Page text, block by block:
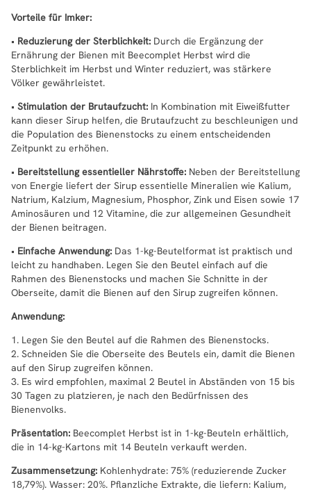
Vorteile für Imker:
• Reduzierung der Sterblichkeit: Durch die Ergänzung der
Ernährung der Bienen mit Beecomplet Herbst wird die
Sterblichkeit im Herbst und Winter reduziert, was stärkere
Völker gewährleistet.
• Stimulation der Brutaufzucht: In Kombination mit Eiweißfutter
kann dieser Sirup helfen, die Brutaufzucht zu beschleunigen und
die Population des Bienenstocks zu einem entscheidenden
Zeitpunkt zu erhöhen.
• Bereitstellung essentieller Nährstoffe: Neben der Bereitstellung
von Energie liefert der Sirup essentielle Mineralien wie Kalium,
Natrium, Kalzium, Magnesium, Phosphor, Zink und Eisen sowie 17
Aminosäuren und 12 Vitamine, die zur allgemeinen Gesundheit
der Bienen beitragen.
• Einfache Anwendung: Das 1-kg-Beutelformat ist praktisch und
leicht zu handhaben. Legen Sie den Beutel einfach auf die
Rahmen des Bienenstocks und machen Sie Schnitte in der
Oberseite, damit die Bienen auf den Sirup zugreifen können.
Anwendung:
1. Legen Sie den Beutel auf die Rahmen des Bienenstocks.
2. Schneiden Sie die Oberseite des Beutels ein, damit die Bienen
auf den Sirup zugreifen können.
3. Es wird empfohlen, maximal 2 Beutel in Abständen von 15 bis
30 Tagen zu platzieren, je nach den Bedürfnissen des
Bienenvolks.
Präsentation: Beecomplet Herbst ist in 1-kg-Beuteln erhältlich,
die in 14-kg-Kartons mit 14 Beuteln verkauft werden.
Zusammensetzung: Kohlenhydrate: 75% (reduzierende Zucker
18,79%). Wasser: 20%. Pflanzliche Extrakte, die liefern: Kalium,